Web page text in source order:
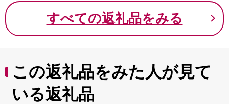
です。
関西屈指のリゾート地である白浜町は、近年ワーケーシ
ョンの聖地と呼ばれ、日本三古湯の白浜温泉や、関西屈
指のビーチである白良浜海水浴場、「こころにスマイ
です。
そんな白浜町でウェルビーイングが高まるひとときをお
過ごしください。
すべての返礼品をみる
この返礼品をみた人が見て
いる返礼品